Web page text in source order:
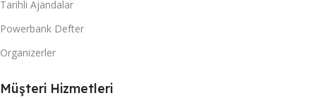
Tarihli Ajandalar
Powerbank Defter
Organizerler
Müşteri Hizmetleri